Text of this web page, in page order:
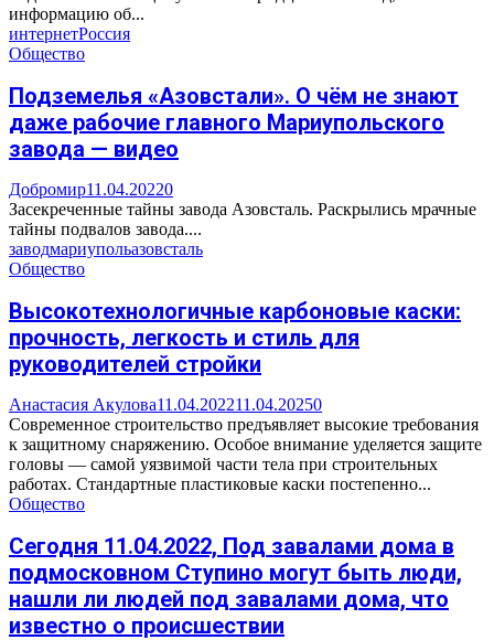
информацию об...
интернетРоссия
Общество
Подземелья «Азовстали». О чём не знают
даже рабочие главного Мариупольского
завода — видео
Добромир11.04.20220
Засекреченные тайны завода Азовсталь. Раскрылись мрачные
тайны подвалов завода....
заводмариупольазовсталь
Общество
Высокотехнологичные карбоновые каски:
прочность, легкость и стиль для
руководителей стройки
Анастасия Акулова11.04.202211.04.20250
Современное строительство предъявляет высокие требования
к защитному снаряжению. Особое внимание уделяется защите
головы — самой уязвимой части тела при строительных
работах. Стандартные пластиковые каски постепенно...
Общество
Сегодня 11.04.2022, Под завалами дома в
подмосковном Ступино могут быть люди,
нашли ли людей под завалами дома, что
известно о происшествии